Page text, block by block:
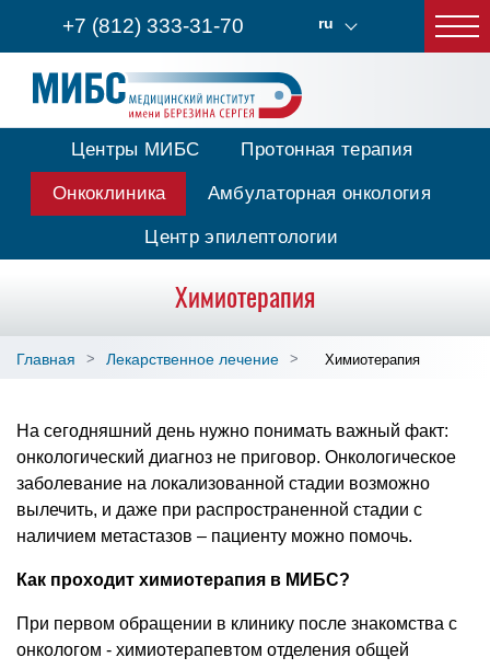
Центры МИБС Протонная терапия
Онкоклиника Амбулаторная онкология
Центр эпилептологии
+7 (812) 333-31-70 ru
Химиотерапия
Главная Лекарственное лечение Химиотерапия
На сегодняшний день нужно понимать важный факт:
онкологический диагноз не приговор. Онкологическое
заболевание на локализованной стадии возможно
вылечить, и даже при распространенной стадии с
наличием метастазов – пациенту можно помочь.
Как проходит химиотерапия в МИБС?
При первом обращении в клинику после знакомства с
онкологом - химиотерапевтом отделения общей